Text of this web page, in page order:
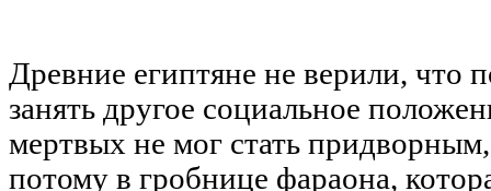
Древние египтяне не верили, что
занять другое социальное
мертвых не мог стать
потому в гробнице фараона,